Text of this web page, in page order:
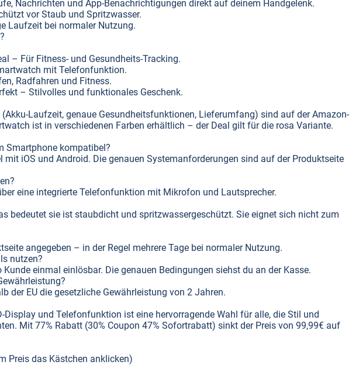
Nachrichten und App-Benachrichtigungen direkt auf deinem Handgelenk.
vor Staub und Spritzwasser.
Laufzeit bei normaler Nutzung.
– Für Fitness- und Gesundheits-Tracking.
mit Telefonfunktion.
Radfahren und Fitness.
– Stilvolles und funktionales Geschenk.
Laufzeit, genaue Gesundheitsfunktionen, Lieferumfang) sind auf der Amazon-
ist in verschiedenen Farben erhältlich – der Deal gilt für die rosa Variante.
Smartphone kompatibel?
iOS und Android. Die genauen Systemanforderungen sind auf der Produktseite
eine integrierte Telefonfunktion mit Mikrofon und Lautsprecher.
bedeutet sie ist staubdicht und spritzwassergeschützt. Sie eignet sich nicht zum
angegeben – in der Regel mehrere Tage bei normaler Nutzung.
nutzen?
Kunde einmal einlösbar. Die genauen Bedingungen siehst du an der Kasse.
der EU die gesetzliche Gewährleistung von 2 Jahren.
Display und Telefonfunktion ist eine hervorragende Wahl für alle, die Stil und
Mit 77% Rabatt (30% Coupon 47% Sofortrabatt) sinkt der Preis von 99,99€ auf
Preis das Kästchen anklicken)